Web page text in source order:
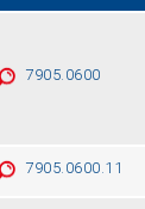
7905.0600
7905.0600.11